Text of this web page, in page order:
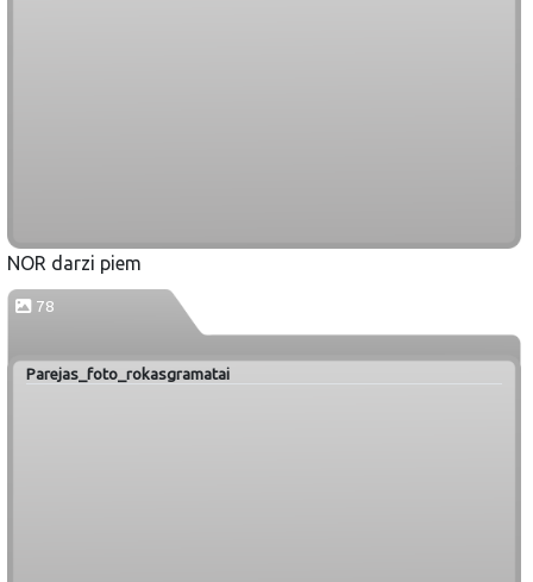
NOR darzi piem
78
Parejas_foto_rokasgramatai